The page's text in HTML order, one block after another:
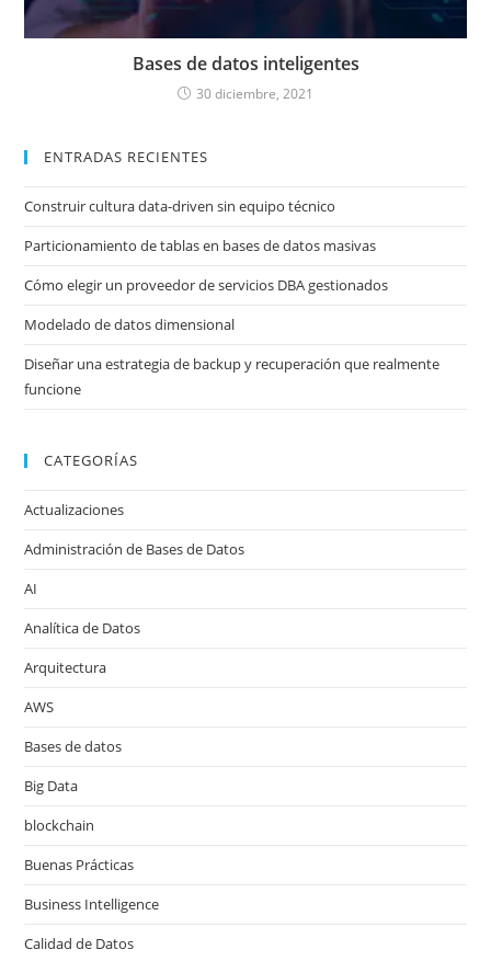
Bases de datos inteligentes
30 diciembre, 2021
ENTRADAS RECIENTES
Construir cultura data-driven sin equipo técnico
Particionamiento de tablas en bases de datos masivas
Cómo elegir un proveedor de servicios DBA gestionados
Modelado de datos dimensional
Diseñar una estrategia de backup y recuperación que realmente
funcione
CATEGORÍAS
Actualizaciones
Administración de Bases de Datos
AI
Analítica de Datos
Arquitectura
AWS
Bases de datos
Big Data
blockchain
Buenas Prácticas
Business Intelligence
Calidad de Datos